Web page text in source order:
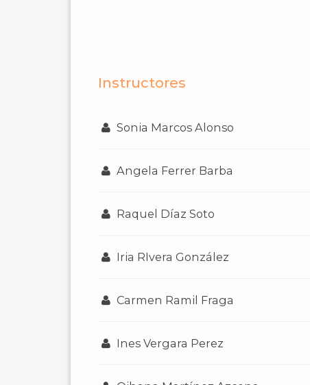
Instructores
Sonia Marcos Alonso
Angela Ferrer Barba
Raquel Díaz Soto
Iria RIvera González
Carmen Ramil Fraga
Ines Vergara Perez